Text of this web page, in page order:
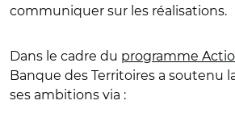
communiquer sur les réalisations.
Dans le cadre du programme
Banque des Territoires a soutenu
ses ambitions via :